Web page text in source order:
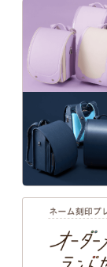
天然の牛革を
艶やかさをア
牛
一人ひと
る、21シ
ンナップ
性”と“自